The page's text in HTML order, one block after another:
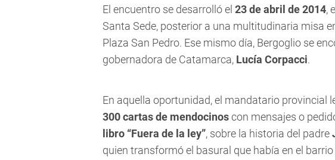
El encuentro se desarrolló el 23 de abril de 2014,
Santa Sede, posterior a una multitudinaria misa
Plaza San Pedro. Ese mismo día, Bergoglio se
gobernadora de Catamarca, Lucía Corpacci.
En aquella oportunidad, el mandatario provincial
300 cartas de mendocinoscon mensajes o
libro “Fuera de la ley”, sobre la historia del padre
quien transformó el basural que había en el